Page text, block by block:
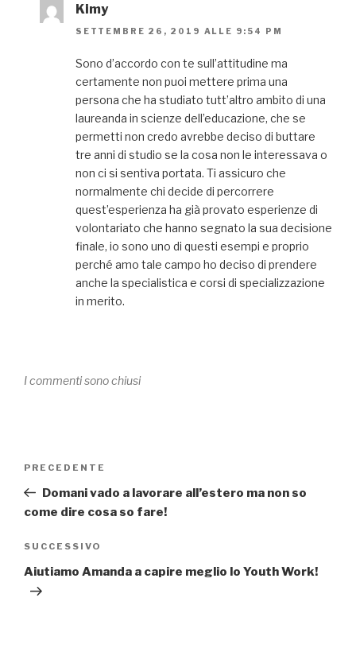
Kimy
SETTEMBRE 26, 2019 ALLE 9:54 PM
Sono d’accordo con te sull’attitudine ma
certamente non puoi mettere prima una
persona che ha studiato tutt’altro ambito di una
laureanda in scienze dell’educazione, che se
permetti non credo avrebbe deciso di buttare
tre anni di studio se la cosa non le interessava o
non ci si sentiva portata. Ti assicuro che
normalmente chi decide di percorrere
quest’esperienza ha già provato esperienze di
volontariato che hanno segnato la sua decisione
finale, io sono uno di questi esempi e proprio
perché amo tale campo ho deciso di prendere
anche la specialistica e corsi di specializzazione
in merito.
I commenti sono chiusi
Articolo
precedente:
PRECEDENTE
Domani vado a lavorare all’estero ma non so
come dire cosa so fare!
Articolo
successivo
SUCCESSIVO
Aiutiamo Amanda a capire meglio lo Youth Work!